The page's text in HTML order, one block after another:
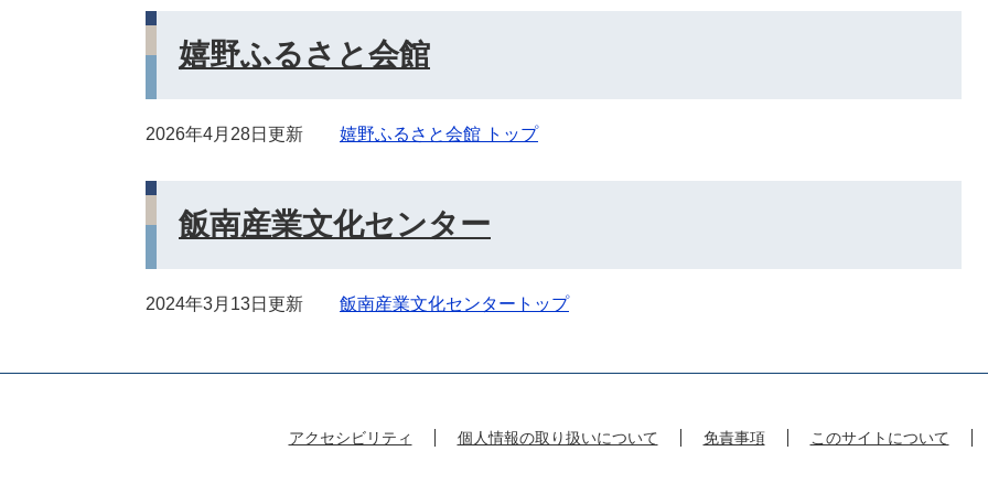
嬉野ふるさと会館
2026年4月28日更新 嬉野ふるさと会館 トップ
飯南産業文化センター
2024年3月13日更新 飯南産業文化センタートップ
アクセシビリティ 個人情報の取り扱いについて 免責事項 このサイトについて